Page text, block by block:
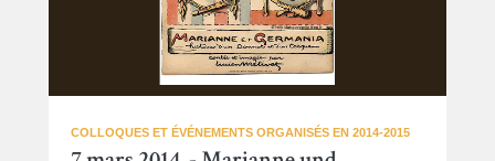
COLLOQUES ET ÉVÉNEMENTS ORGANISÉS EN 2014-2015